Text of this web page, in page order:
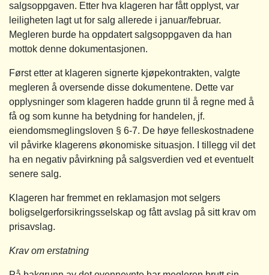
salgsoppgaven. Etter hva klageren har fått opplyst, var
leiligheten lagt ut for salg allerede i januar/februar.
Megleren burde ha oppdatert salgsoppgaven da han
mottok denne dokumentasjonen.
Først etter at klageren signerte kjøpekontrakten, valgte
megleren å oversende disse dokumentene. Dette var
opplysninger som klageren hadde grunn til å regne med å
få og som kunne ha betydning for handelen, jf.
eiendomsmeglingsloven § 6-7. De høye felleskostnadene
vil påvirke klagerens økonomiske situasjon. I tillegg vil det
ha en negativ påvirkning på salgsverdien ved et eventuelt
senere salg.
Klageren har fremmet en reklamasjon mot selgers
boligselgerforsikringsselskap og fått avslag på sitt krav om
prisavslag.
Krav om erstatning